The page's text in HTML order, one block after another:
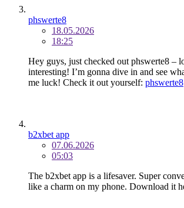
phswerte8
18.05.2026
18:25
Hey guys, just checked out phswerte8 –
interesting! I’m gonna dive in and see
me luck! Check it out yourself: phswerte8
b2xbet app
07.06.2026
05:03
The b2xbet app is a lifesaver. Super
like a charm on my phone. Download it